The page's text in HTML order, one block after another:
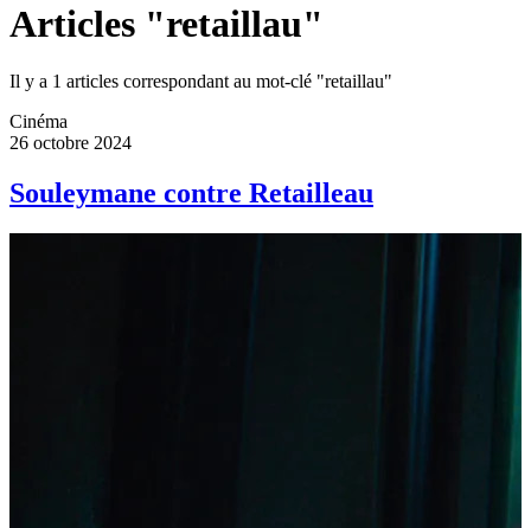
Articles "retaillau"
Il y a 1 articles correspondant au mot-clé "retaillau"
Cinéma
26 octobre 2024
Souleymane contre Retailleau